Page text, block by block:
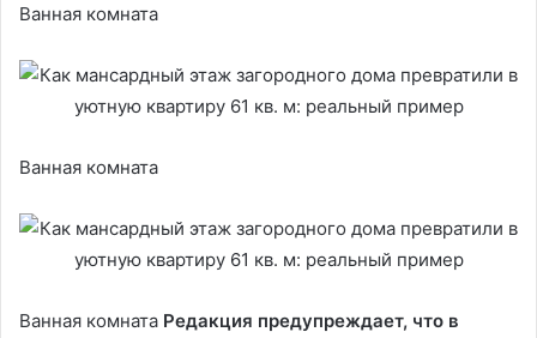
Ванная комната
Ванная комната
Ванная комната Редакция предупреждает, что в